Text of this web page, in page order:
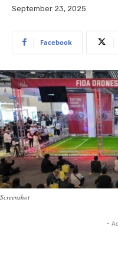
September 23, 2025
Facebook
Screenshot
-